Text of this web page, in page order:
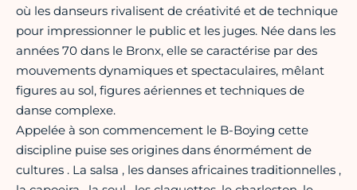
où les danseurs rivalisent de créativité et de technique
pour impressionner le public et les juges. Née dans les
années 70 dans le Bronx, elle se caractérise par des
mouvements dynamiques et spectaculaires, mêlant
figures au sol, figures aériennes et techniques de
danse complexe.
Appelée à son commencement le B-Boying cette
discipline puise ses origines dans énormément de
cultures . La salsa , les danses africaines traditionnelles ,